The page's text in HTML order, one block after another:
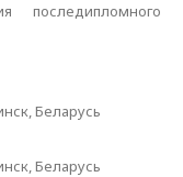
последипломного
Беларусь
Беларусь